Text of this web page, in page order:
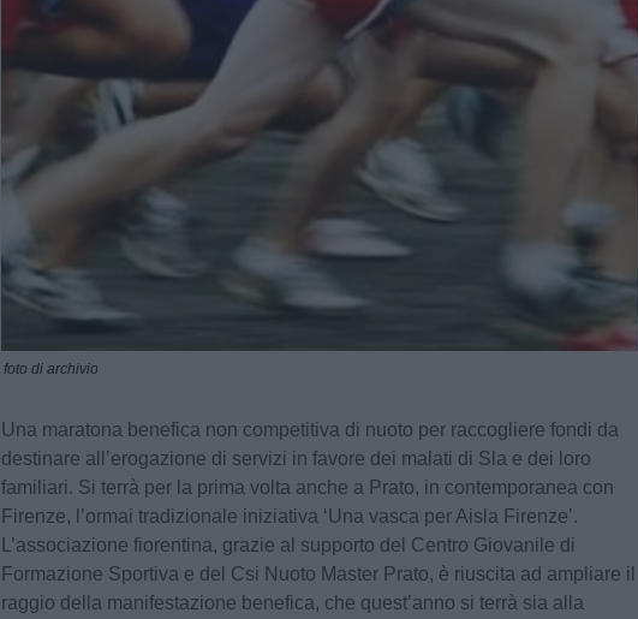
foto di archivio
Una maratona benefica non competitiva di nuoto per raccogliere fondi da
destinare all’erogazione di servizi in favore dei malati di Sla e dei loro
familiari. Si terrà per la prima volta anche a Prato, in contemporanea con
Firenze, l’ormai tradizionale iniziativa ‘Una vasca per Aisla Firenze’.
L’associazione fiorentina, grazie al supporto del Centro Giovanile di
Formazione Sportiva e del Csi Nuoto Master Prato, è riuscita ad ampliare il
raggio della manifestazione benefica, che quest’anno si terrà sia alla